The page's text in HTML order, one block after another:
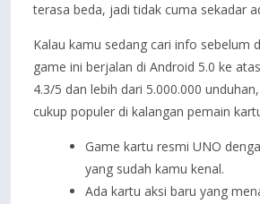
terasa beda, jadi tidak cuma sekadar
Kalau kamu sedang cari info sebelum
game ini berjalan di Android 5.0 ke
4.3/5 dan lebih dari 5.000.000
cukup populer di kalangan pemain
Game kartu resmi UNO
yang sudah kamu kenal.
Ada kartu aksi baru yang